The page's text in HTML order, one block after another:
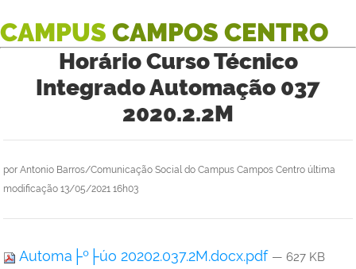
CAMPUS CAMPOS CENTRO
Horário Curso Técnico
Integrado Automação 037
2020.2.2M
por Antonio Barros/Comunicação Social do Campus Campos Centro última
modificação 13/05/2021 16h03
Automa├º├úo 20202.037.2M.docx.pdf — 627 KB